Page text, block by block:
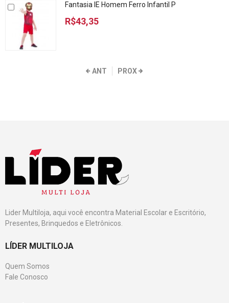
Fantasia IE Homem Ferro Infantil P
R$43,35
ANT PROX
Lider Multiloja, aqui você encontra Material Escolar e Escritório,
Presentes, Brinquedos e Eletrônicos.
LÍDER MULTILOJA
Quem Somos
Fale Conosco